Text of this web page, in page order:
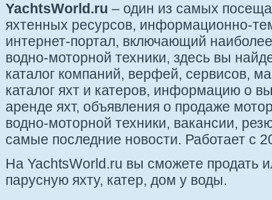
YachtsWorld.ru – один из самых
яхтенных ресурсов, информационно-
интернет-портал, включающий
водно-моторной техники, здесь вы
каталог компаний, верфей, сервисов,
каталог яхт и катеров, информацию о
аренде яхт, объявления о продаже
водно-моторной техники, вакансии,
самые последние новости. Работает с
На YachtsWorld.ru вы сможете продать
парусную яхту, катер, дом у воды.